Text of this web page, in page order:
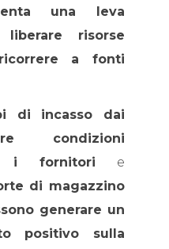
una leva
risorse
a fonti
di incasso dai
condizioni
i fornitori e
di magazzino
generare un
positivo sulla